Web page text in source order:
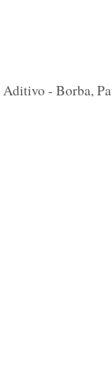
- Borba,